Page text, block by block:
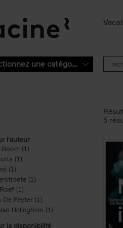
Sélectionnez une catégorie
l'auteur
(1)
(1)
(1)
(1) Apply Isabel Verstraete filter
(1)
De Feyter (1) Apply Jozefien De
Belleghem (1) Apply Steven Van
la disponibilité
5